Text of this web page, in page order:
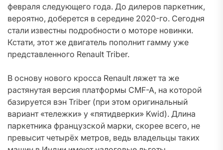
февраля следующего года. До дилеров паркетник,
вероятно, доберется в середине 2020-го. Сегодня
стали известны подробности о моторе новинки.
Кстати, этот же двигатель пополнит гамму уже
представленного Renault Triber.
В основу нового кросса Renault ляжет та же
растянутая версия платформы CMF-A, на которой
базируется вэн Triber (при этом оригинальный
вариант «тележки» у «пятидверки» Kwid). Длина
паркетника французской марки, скорее всего, не
превысит четырёх метров, ведь владельцы таких